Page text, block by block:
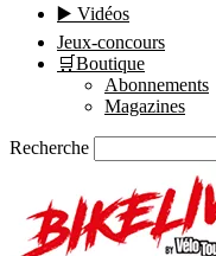
▶️ Vidéos
Jeux-concours
🛒Boutique
Abonnements
Magazines
Recherche